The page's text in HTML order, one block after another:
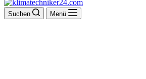
Suchen Menü